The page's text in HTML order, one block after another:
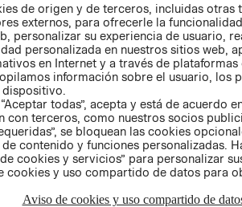
AVISO DE
PRIVACIDAD
GIFT CARD
AVISO DE
de origen y de terceros, incluidas otras
externos, para ofrecerle la
personalizar su experiencia de usuario,
personalizada en nuestros sitios web,
en Internet y a través de plataformas
información sobre el usuario, los
todas”, acepta y está de acuerdo
con terceros, como nuestros socios
se bloquean las cookies
contenido y funciones personalizadas.
cookies y servicios” para personalizar
cookies y uso compartido de datos para
Aviso de cookies y uso compartido de